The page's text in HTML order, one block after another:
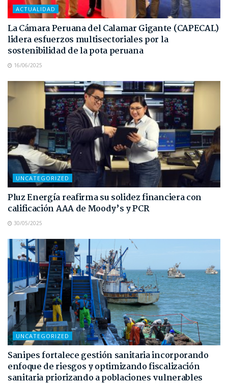
ACTUALIDAD
La Cámara Peruana del Calamar Gigante (CAPECAL)
lidera esfuerzos multisectoriales por la
sostenibilidad de la pota peruana
16/06/2025
UNCATEGORIZED
Pluz Energía reafirma su solidez financiera con
calificación AAA de Moody’s y PCR
30/05/2025
UNCATEGORIZED
Sanipes fortalece gestión sanitaria incorporando
enfoque de riesgos y optimizando fiscalización
sanitaria priorizando a poblaciones vulnerables